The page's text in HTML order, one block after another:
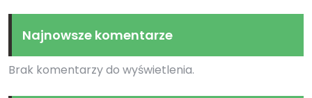
Najnowsze komentarze
Brak komentarzy do wyświetlenia.